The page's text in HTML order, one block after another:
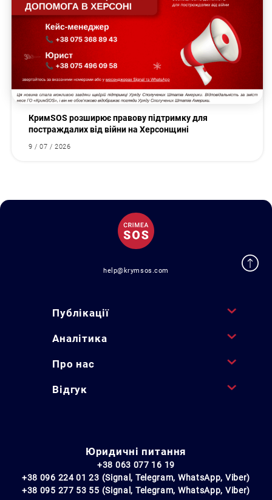
КримSOS розширює правову підтримку для
постраждалих від війни на Херсонщині
9 / 07 / 2026
help@krymsos.com
Публікації
Аналітика
Про нас
Відгук
Юридичні питання
+38 063 077 16 19
+38 096 224 01 23 (Signal, Telegram, WhatsApp, Viber)
+38 095 277 53 55 (Signal, Telegram, WhatsApp, Viber)